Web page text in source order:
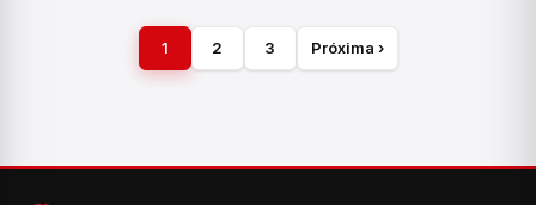
1 2 3 Próxima ›